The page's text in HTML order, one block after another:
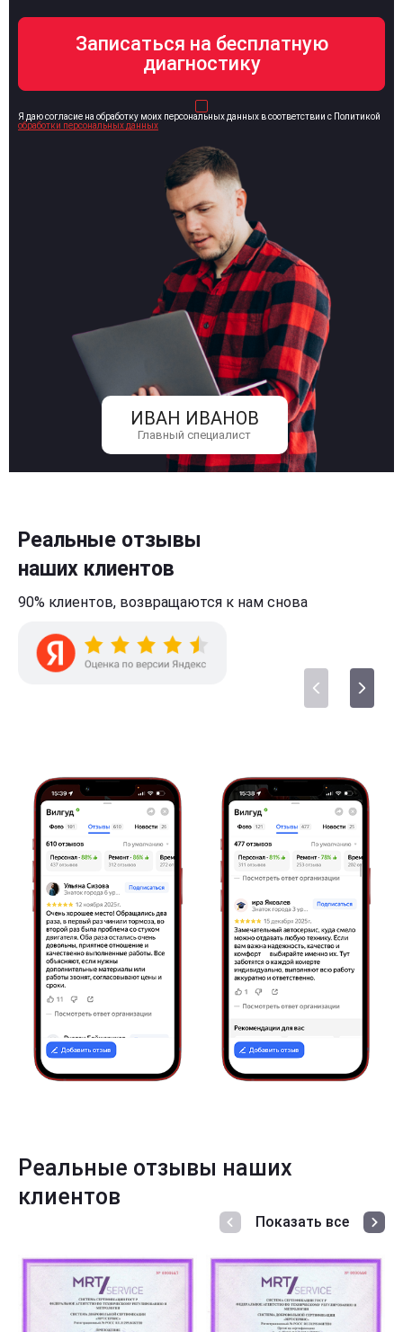
ИВАН ИВАНОВ
Главный специалист
Я даю согласие на обработку моих персональных данных в соответствии с Политикой
обработки персональных данных
Реальные отзывы
наших клиентов
90% клиентов, возвращаются к нам снова
Реальные отзывы наших
клиентов
Показать все